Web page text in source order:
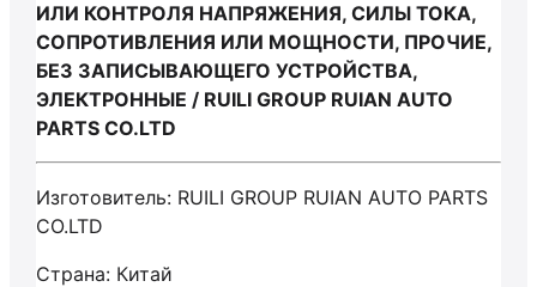
ИЛИ КОНТРОЛЯ НАПРЯЖЕНИЯ, СИЛЫ ТОКА,
СОПРОТИВЛЕНИЯ ИЛИ МОЩНОСТИ, ПРОЧИЕ,
БЕЗ ЗАПИСЫВАЮЩЕГО УСТРОЙСТВА,
ЭЛЕКТРОННЫЕ / RUILI GROUP RUIAN AUTO
PARTS CO.LTD
Изготовитель: RUILI GROUP RUIAN AUTO PARTS
CO.LTD
Страна: Китай